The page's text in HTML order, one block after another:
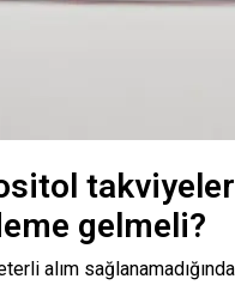
gelmeli?
alım